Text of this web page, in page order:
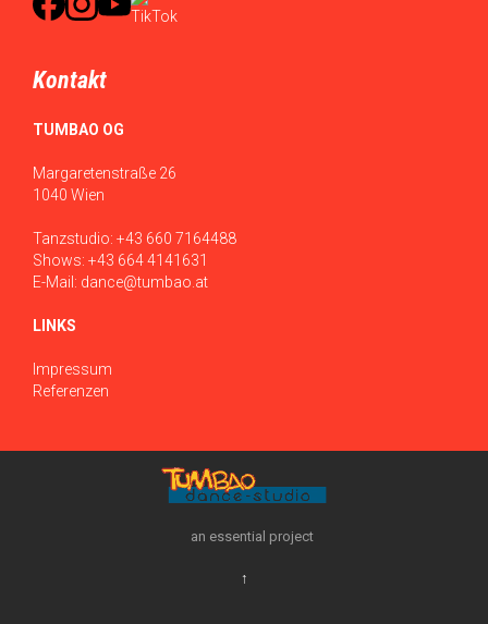
Kontakt
TUMBAO OG
Margaretenstraße 26
1040 Wien
Tanzstudio: +43 660 7164488
Shows: +43 664 4141631
E-Mail: dance@tumbao.at
LINKS
Impressum
Referenzen
an essential project
↑